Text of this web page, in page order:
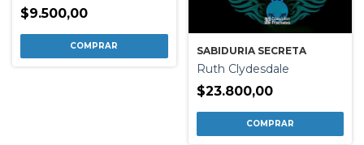
$9.500,00
SABIDURIA SECRETA
Ruth Clydesdale
$23.800,00